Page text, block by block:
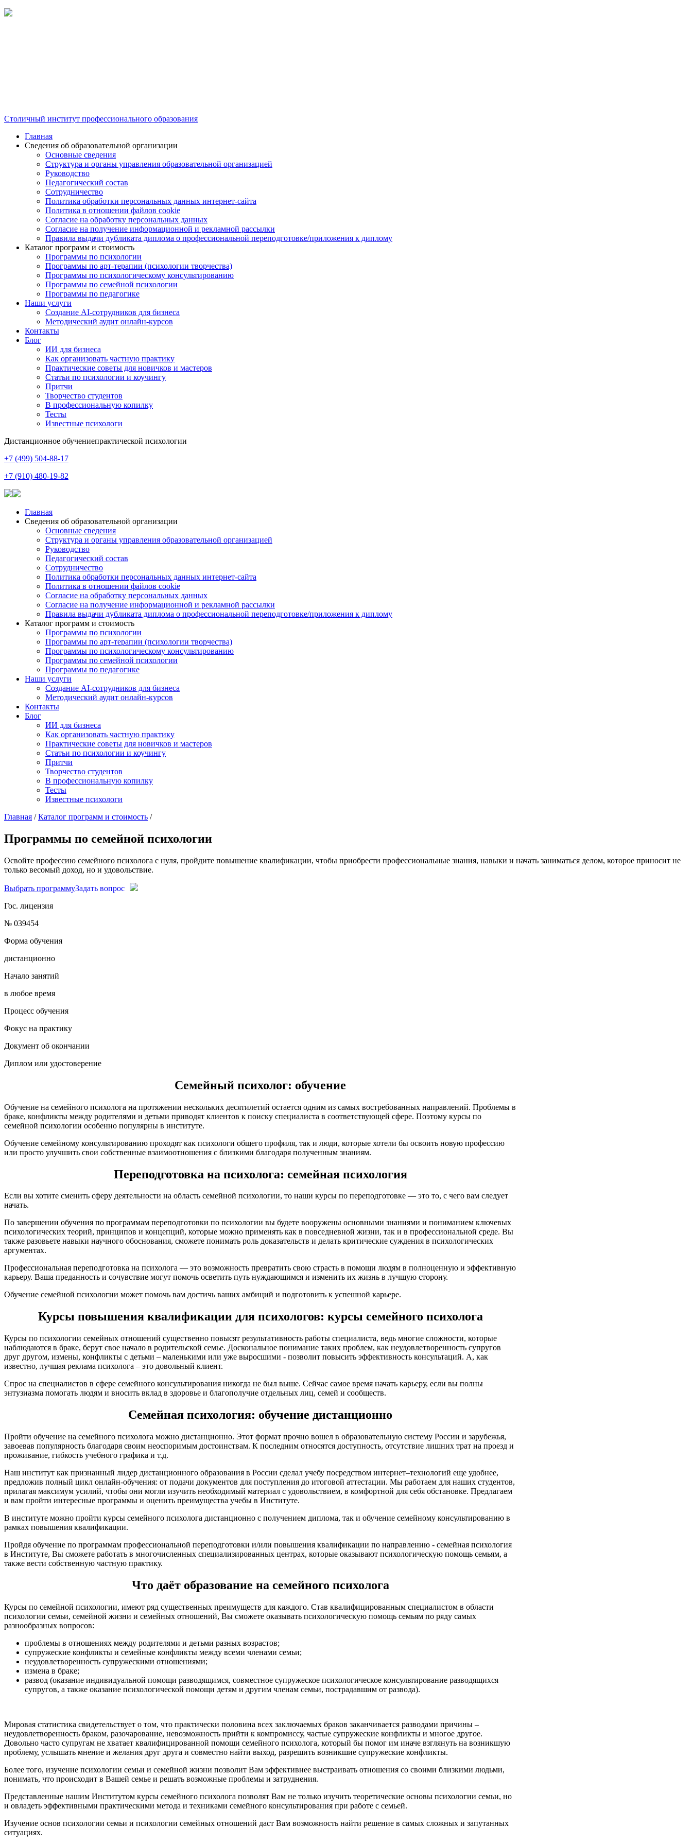
Столичный институт профессионального образования
Главная
Сведения об образовательной организации
Основные сведения
Структура и органы управления образовательной организацией
Руководство
Педагогический состав
Сотрудничество
Политика обработки персональных данных интернет-сайта
Политика в отношении файлов cookie
Согласие на обработку персональных данных
Согласие на получение информационной и рекламной рассылки
Правила выдачи дубликата диплома о профессиональной переподготовке/приложения к диплому
Каталог программ и стоимость
Программы по психологии
Программы по арт-терапии (психологии творчества)
Программы по психологическому консультированию
Программы по семейной психологии
Программы по педагогике
Наши услуги
Создание AI-сотрудников для бизнеса
Методический аудит онлайн-курсов
Контакты
Блог
ИИ для бизнеса
Как организовать частную практику
Практические советы для новичков и мастеров
Статьи по психологии и коучингу
Притчи
Творчество студентов
В профессиональную копилку
Тесты
Известные психологи
Дистанционное обучениепрактической психологии
+7 (499) 504-88-17
+7 (910) 480-19-82
Главная
Сведения об образовательной организации
Основные сведения
Структура и органы управления образовательной организацией
Руководство
Педагогический состав
Сотрудничество
Политика обработки персональных данных интернет-сайта
Политика в отношении файлов cookie
Согласие на обработку персональных данных
Согласие на получение информационной и рекламной рассылки
Правила выдачи дубликата диплома о профессиональной переподготовке/приложения к диплому
Каталог программ и стоимость
Программы по психологии
Программы по арт-терапии (психологии творчества)
Программы по психологическому консультированию
Программы по семейной психологии
Программы по педагогике
Наши услуги
Создание AI-сотрудников для бизнеса
Методический аудит онлайн-курсов
Контакты
Блог
ИИ для бизнеса
Как организовать частную практику
Практические советы для новичков и мастеров
Статьи по психологии и коучингу
Притчи
Творчество студентов
В профессиональную копилку
Тесты
Известные психологи
Главная /Каталог программ и стоимость /
Программы по семейной психологии
Освойте профессию семейного психолога с нуля, пройдите повышение квалификации, чтобы приобрести профессиональные знания, навыки и начать заниматься делом, которое приносит не
только весомый доход, но и удовольствие.
Выбрать программуЗадать вопрос
Гос. лицензия
№ 039454
Форма обучения
дистанционно
Начало занятий
в любое время
Процесс обучения
Фокус на практику
Документ об окончании
Диплом или удостоверение
Семейный психолог: обучение
Обучение на семейного психолога на протяжении нескольких десятилетий остается одним из самых востребованных направлений. Проблемы в
браке, конфликты между родителями и детьми приводят клиентов к поиску специалиста в соответствующей сфере. Поэтому курсы по
семейной психологии особенно популярны в институте.
Обучение семейному консультированию проходят как психологи общего профиля, так и люди, которые хотели бы освоить новую профессию
или просто улучшить свои собственные взаимоотношения с близкими благодаря полученным знаниям.
Переподготовка на психолога: семейная психология
Если вы хотите сменить сферу деятельности на область семейной психологии, то наши курсы по переподготовке — это то, с чего вам следует
начать.
По завершении обучения по программам переподготовки по психологии вы будете вооружены основными знаниями и пониманием ключевых
психологических теорий, принципов и концепций, которые можно применять как в повседневной жизни, так и в профессиональной среде. Вы
также разовьете навыки научного обоснования, сможете понимать роль доказательств и делать критические суждения в психологических
аргументах.
Профессиональная переподготовка на психолога — это возможность превратить свою страсть в помощи людям в полноценную и эффективную
карьеру. Ваша преданность и сочувствие могут помочь осветить путь нуждающимся и изменить их жизнь в лучшую сторону.
Обучение семейной психологии может помочь вам достичь ваших амбиций и подготовить к успешной карьере.
Курсы повышения квалификации для психологов: курсы семейного психолога
Курсы по психологии семейных отношений существенно повысят результативность работы специалиста, ведь многие сложности, которые
наблюдаются в браке, берут свое начало в родительской семье. Доскональное понимание таких проблем, как неудовлетворенность супругов
друг другом, измены, конфликты с детьми – маленькими или уже выросшими - позволит повысить эффективность консультаций. А, как
известно, лучшая реклама психолога – это довольный клиент.
Спрос на специалистов в сфере семейного консультирования никогда не был выше. Сейчас самое время начать карьеру, если вы полны
энтузиазма помогать людям и вносить вклад в здоровье и благополучие отдельных лиц, семей и сообществ.
Семейная психология: обучение дистанционно
Пройти обучение на семейного психолога можно дистанционно. Этот формат прочно вошел в образовательную систему России и зарубежья,
завоевав популярность благодаря своим неоспоримым достоинствам. К последним относятся доступность, отсутствие лишних трат на проезд и
проживание, гибкость учебного графика и т.д.
Наш институт как признанный лидер дистанционного образования в России сделал учебу посредством интернет–технологий еще удобнее,
предложив полный цикл онлайн-обучения: от подачи документов для поступления до итоговой аттестации. Мы работаем для наших студентов,
прилагая максимум усилий, чтобы они могли изучить необходимый материал с удовольствием, в комфортной для себя обстановке. Предлагаем
и вам пройти интересные программы и оценить преимущества учебы в Институте.
В институте можно пройти курсы семейного психолога дистанционно с получением диплома, так и обучение семейному консультированию в
рамках повышения квалификации.
Пройдя обучение по программам профессиональной переподготовки и/или повышения квалификации по направлению - семейная психология
в Институте, Вы сможете работать в многочисленных специализированных центрах, которые оказывают психологическую помощь семьям, а
также вести собственную частную практику.
Что даёт образование на семейного психолога
Курсы по семейной психологии, имеют ряд существенных преимуществ для каждого. Став квалифицированным специалистом в области
психологии семьи, семейной жизни и семейных отношений, Вы сможете оказывать психологическую помощь семьям по ряду самых
разнообразных вопросов:
проблемы в отношениях между родителями и детьми разных возрастов;
супружеские конфликты и семейные конфликты между всеми членами семьи;
неудовлетворенность супружескими отношениями;
измена в браке;
развод (оказание индивидуальной помощи разводящимся, совместное супружеское психологическое консультирование разводящихся
супругов, а также оказание психологической помощи детям и другим членам семьи, пострадавшим от развода).
Мировая статистика свидетельствует о том, что практически половина всех заключаемых браков заканчивается разводами причины –
неудовлетворенность браком, разочарование, невозможность прийти к компромиссу, частые супружеские конфликты и многое другое.
Довольно часто супругам не хватает квалифицированной помощи семейного психолога, который бы помог им иначе взглянуть на возникшую
проблему, услышать мнение и желания друг друга и совместно найти выход, разрешить возникшие супружеские конфликты.
Более того, изучение психологии семьи и семейной жизни позволит Вам эффективнее выстраивать отношения со своими близкими людьми,
понимать, что происходит в Вашей семье и решать возможные проблемы и затруднения.
Представленные нашим Институтом курсы семейного психолога позволят Вам не только изучить теоретические основы психологии семьи, но
и овладеть эффективными практическими метода и техниками семейного консультирования при работе с семьей.
Изучение основ психологии семьи и психологии семейных отношений даст Вам возможность найти решение в самых сложных и запутанных
ситуациях.